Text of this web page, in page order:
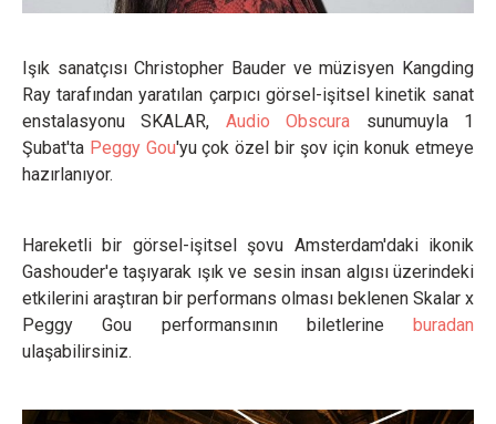
Işık sanatçısı Christopher Bauder ve müzisyen Kangding
Ray tarafından yaratılan çarpıcı görsel-işitsel kinetik sanat
enstalasyonu SKALAR, Audio Obscura sunumuyla 1
Şubat'ta Peggy Gou'yu çok özel bir şov için konuk etmeye
hazırlanıyor.
Hareketli bir görsel-işitsel şovu Amsterdam'daki ikonik
Gashouder'e taşıyarak ışık ve sesin insan algısı üzerindeki
etkilerini araştıran bir performans olması beklenen Skalar x
Peggy Gou performansının biletlerine buradan
ulaşabilirsiniz.